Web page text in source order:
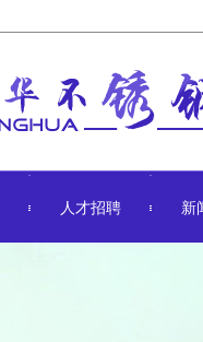
人才招聘 新